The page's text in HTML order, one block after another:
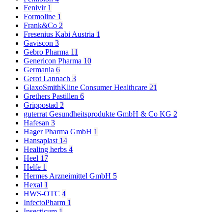
Fenivir 1
Formoline 1
Frank&Co 2
Fresenius Kabi Austria 1
Gaviscon 3
Gebro Pharma 11
Genericon Pharma 10
Germania 6
Gerot Lannach 3
GlaxoSmithKline Consumer Healthcare 21
Grethers Pastillen 6
Grippostad 2
guterrat Gesundheitsprodukte GmbH & Co KG 2
Hafesan 3
Hager Pharma GmbH 1
Hansaplast 14
Healing herbs 4
Heel 17
Helfe 1
Hermes Arzneimittel GmbH 5
Hexal 1
HWS-OTC 4
InfectoPharm 1